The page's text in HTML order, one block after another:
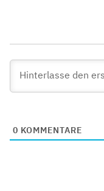
0 KOMMENTARE